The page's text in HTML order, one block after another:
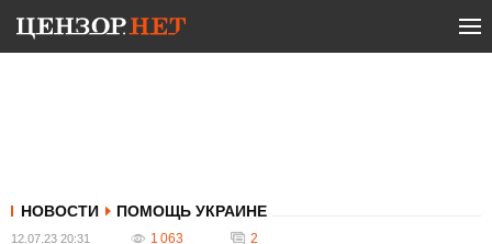
НОВОСТИ ПОМОЩЬ УКРАИНЕ
12.07.23 20:31 1 063 2